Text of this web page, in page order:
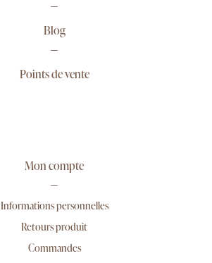
Blog
Points de vente
Mon compte
Informations personnelles
Retours produit
Commandes